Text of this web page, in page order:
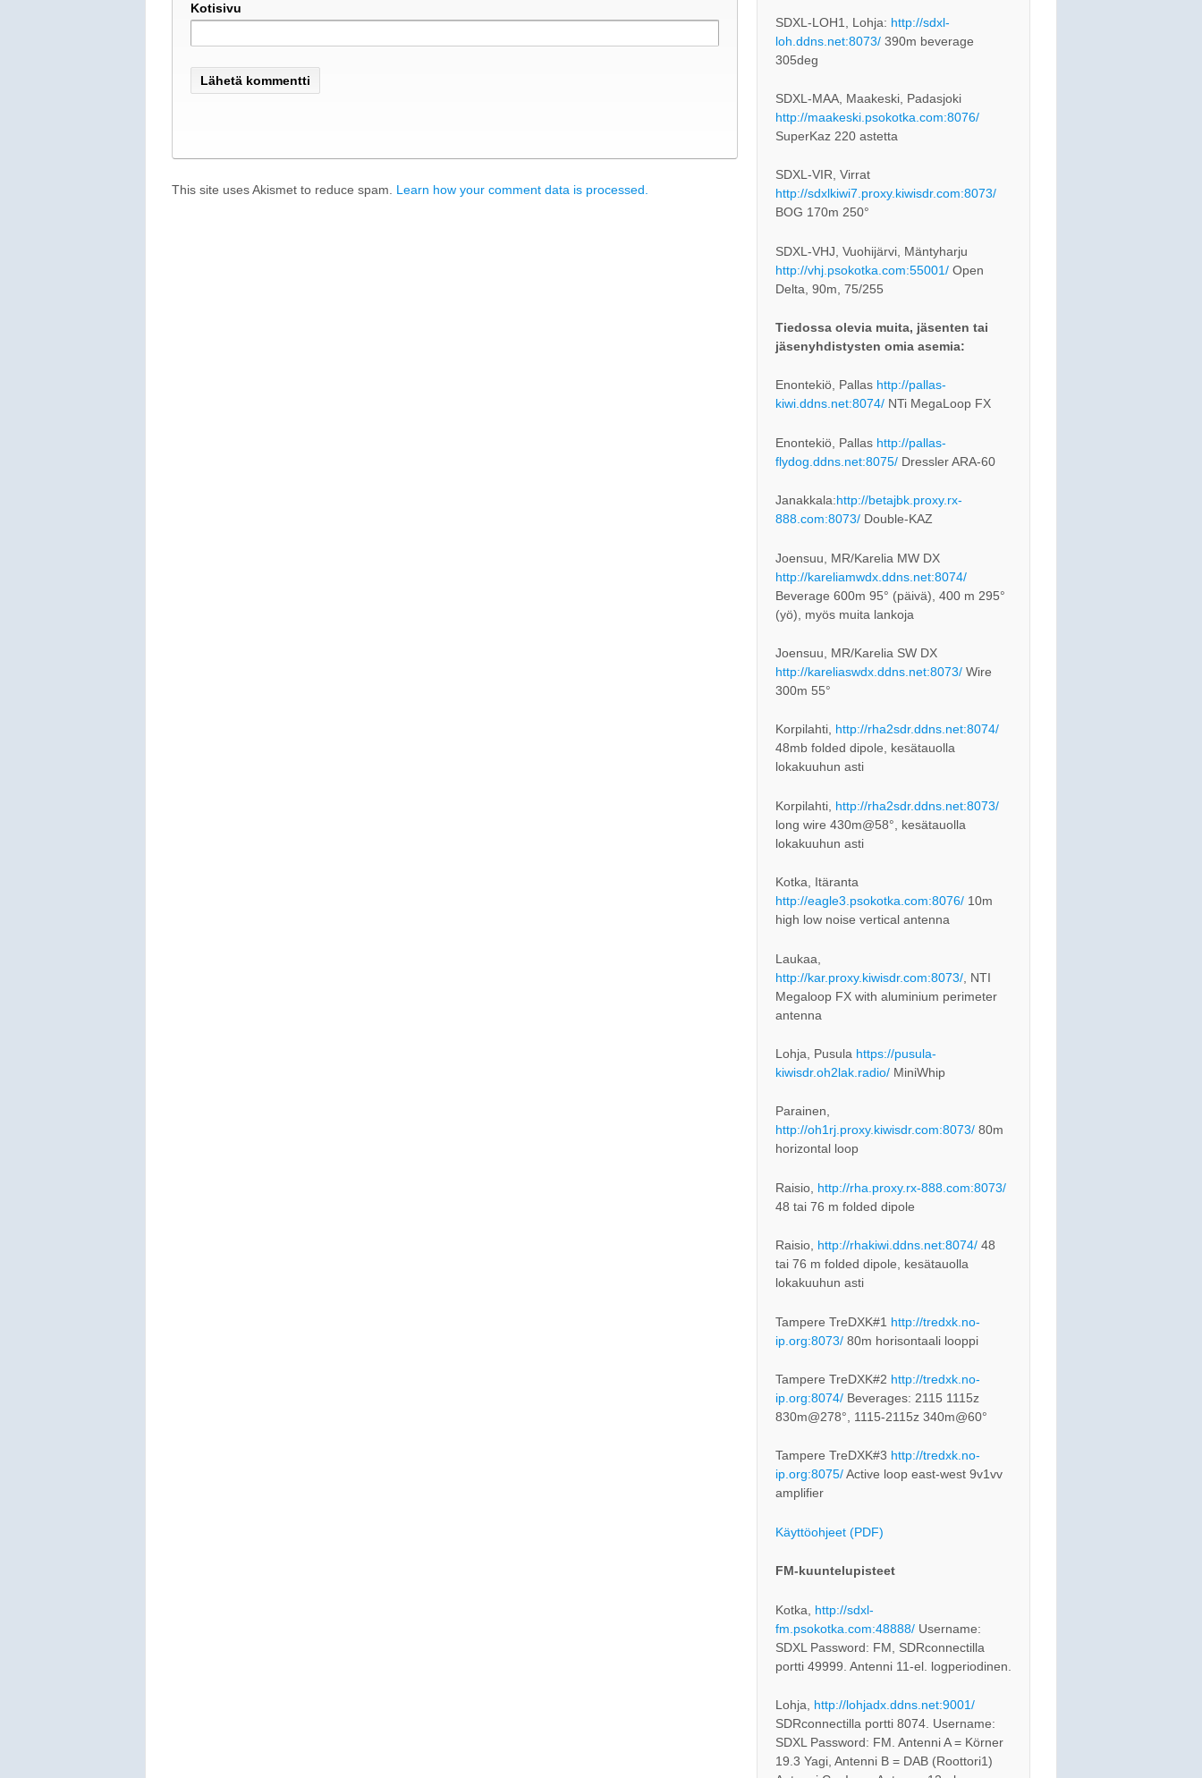
Kotisivu
This site uses Akismet to reduce spam. Learn how your comment data is processed.
SDXL-LOH1, Lohja: http://sdxl-
loh.ddns.net:8073/390m beverage
305deg
SDXL-MAA, Maakeski, Padasjoki
http://maakeski.psokotka.com:8076/
SuperKaz 220 astetta
SDXL-VIR, Virrat
http://sdxlkiwi7.proxy.kiwisdr.com:8073/
BOG 170m 250°
SDXL-VHJ, Vuohijärvi, Mäntyharju
http://vhj.psokotka.com:55001/Open
Delta, 90m, 75/255
Tiedossa olevia muita, jäsenten tai
jäsenyhdistysten omia asemia:
Enontekiö, Pallas http://pallas-
kiwi.ddns.net:8074/NTi MegaLoop FX
Enontekiö, Pallas http://pallas-
flydog.ddns.net:8075/Dressler ARA-60
Janakkala:http://betajbk.proxy.rx-
888.com:8073/Double-KAZ
Joensuu, MR/Karelia MW DX
http://kareliamwdx.ddns.net:8074/
Beverage 600m 95° (päivä), 400 m 295°
(yö), myös muita lankoja
Joensuu, MR/Karelia SW DX
http://kareliaswdx.ddns.net:8073/Wire
300m 55°
Korpilahti, http://rha2sdr.ddns.net:8074/
48mb folded dipole, kesätauolla
lokakuuhun asti
Korpilahti, http://rha2sdr.ddns.net:8073/
long wire 430m@58°, kesätauolla
lokakuuhun asti
Kotka, Itäranta
http://eagle3.psokotka.com:8076/10m
high low noise vertical antenna
Laukaa,
http://kar.proxy.kiwisdr.com:8073/, NTI
Megaloop FX with aluminium perimeter
antenna
Lohja, Pusula https://pusula-
kiwisdr.oh2lak.radio/MiniWhip
Parainen,
http://oh1rj.proxy.kiwisdr.com:8073/80m
horizontal loop
Raisio, http://rha.proxy.rx-888.com:8073/
48 tai 76 m folded dipole
Raisio, http://rhakiwi.ddns.net:8074/48
tai 76 m folded dipole, kesätauolla
lokakuuhun asti
Tampere TreDXK#1 http://tredxk.no-
ip.org:8073/80m horisontaali looppi
Tampere TreDXK#2 http://tredxk.no-
ip.org:8074/Beverages: 2115 1115z
830m@278°, 1115-2115z 340m@60°
Tampere TreDXK#3 http://tredxk.no-
ip.org:8075/Active loop east-west 9v1vv
amplifier
Käyttöohjeet (PDF)
FM-kuuntelupisteet
Kotka, http://sdxl-
fm.psokotka.com:48888/Username:
SDXL Password: FM, SDRconnectilla
portti 49999. Antenni 11-el. logperiodinen.
Lohja, http://lohjadx.ddns.net:9001/
SDRconnectilla portti 8074. Username:
SDXL Password: FM. Antenni A = Körner
19.3 Yagi, Antenni B = DAB (Roottori1)